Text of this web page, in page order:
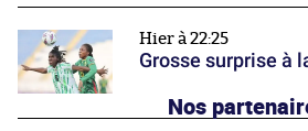
Hier à 22:25
Grosse surprise à
Nos